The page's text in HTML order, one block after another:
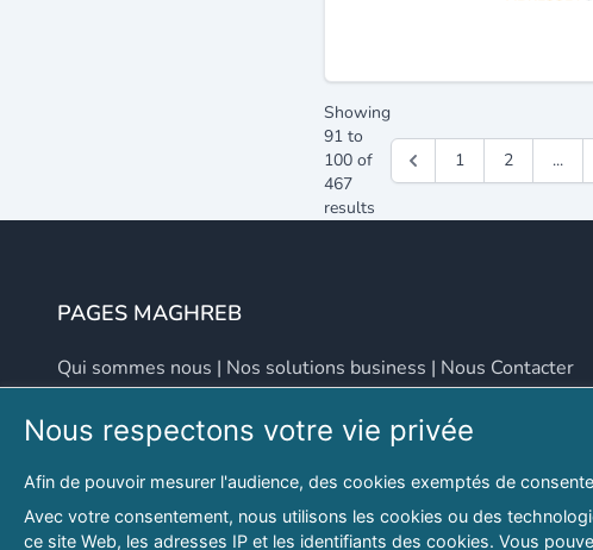
Showing
91 to
100 of
467
results
1 2 ...
PAGES MAGHREB
Qui sommes nous | Nos solutions business | Nous Contacter
Adresse Email
Nous respectons votre vie privée
Afin de pouvoir mesurer l'audience, des cookies exemptés de
Avec votre consentement, nous utilisons les cookies ou des
ce site Web, les adresses IP et les identifiants des cookies. Vous